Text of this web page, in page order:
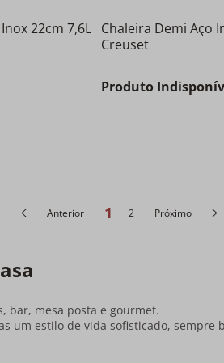
22cm 7,6L Chaleira Demi Aço
Creuset
Produto
Anterior 1 2 Próximo
bar, mesa posta e gourmet.
um estilo de vida sofisticado, sempre